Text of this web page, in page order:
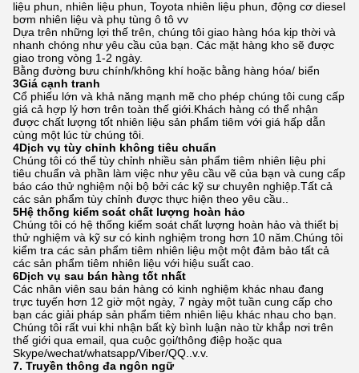
liệu phun, nhiên liệu phun, Toyota nhiên liệu phun, động cơ diesel
bơm nhiên liệu và phụ tùng ô tô vv
Dựa trên những lợi thế trên, chúng tôi giao hàng hóa kịp thời và
nhanh chóng như yêu cầu của bạn. Các mặt hàng kho sẽ được
giao trong vòng 1-2 ngày.
Bằng đường bưu chính/không khí hoặc bằng hàng hóa/ biển
3Giá cạnh tranh
Cổ phiếu lớn và khả năng mạnh mẽ cho phép chúng tôi cung cấp
giá cả hợp lý hơn trên toàn thế giới.Khách hàng có thể nhận
được chất lượng tốt nhiên liệu sản phẩm tiêm với giá hấp dẫn
cùng một lúc từ chúng tôi.
4Dịch vụ tùy chỉnh không tiêu chuẩn
Chúng tôi có thể tùy chỉnh nhiều sản phẩm tiêm nhiên liệu phi
tiêu chuẩn và phần làm việc như yêu cầu vẽ của bạn và cung cấp
báo cáo thử nghiệm nội bộ bởi các kỹ sư chuyên nghiệp.Tất cả
các sản phẩm tùy chỉnh được thực hiện theo yêu cầu..
5Hệ thống kiểm soát chất lượng hoàn hảo
Chúng tôi có hệ thống kiểm soát chất lượng hoàn hảo và thiết bị
thử nghiệm và kỹ sư có kinh nghiệm trong hơn 10 năm.Chúng tôi
kiểm tra các sản phẩm tiêm nhiên liệu một một đảm bảo tất cả
các sản phẩm tiêm nhiên liệu với hiệu suất cao.
6Dịch vụ sau bán hàng tốt nhất
Các nhân viên sau bán hàng có kinh nghiệm khác nhau đang
trực tuyến hơn 12 giờ một ngày, 7 ngày một tuần cung cấp cho
bạn các giải pháp sản phẩm tiêm nhiên liệu khác nhau cho bạn.
Chúng tôi rất vui khi nhận bất kỳ bình luận nào từ khắp nơi trên
thế giới qua email, qua cuộc gọi/thông điệp hoặc qua
Skype/wechat/whatsapp/Viber/QQ..v.v.
7. Truyền thông đa ngôn ngữ